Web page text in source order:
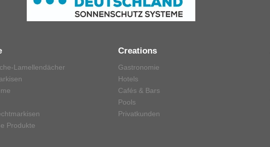
Lamellendächer
Produkte
Creations
Gastronomie
Hotels
Cafés & Bars
Pools
Privatkunden